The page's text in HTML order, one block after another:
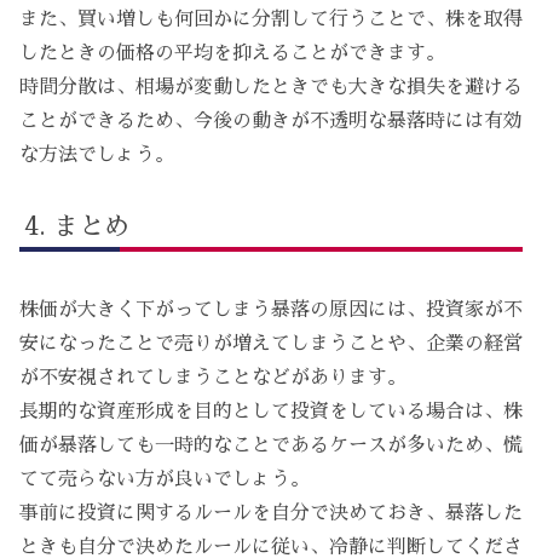
また、買い増しも何回かに分割して行うことで、株を取得
したときの価格の平均を抑えることができます。
時間分散は、相場が変動したときでも大きな損失を避ける
ことができるため、今後の動きが不透明な暴落時には有効
な方法でしょう。
まとめ
株価が大きく下がってしまう暴落の原因には、投資家が不
安になったことで売りが増えてしまうことや、企業の経営
が不安視されてしまうことなどがあります。
長期的な資産形成を目的として投資をしている場合は、株
価が暴落しても一時的なことであるケースが多いため、慌
てて売らない方が良いでしょう。
事前に投資に関するルールを自分で決めておき、暴落した
ときも自分で決めたルールに従い、冷静に判断してくださ